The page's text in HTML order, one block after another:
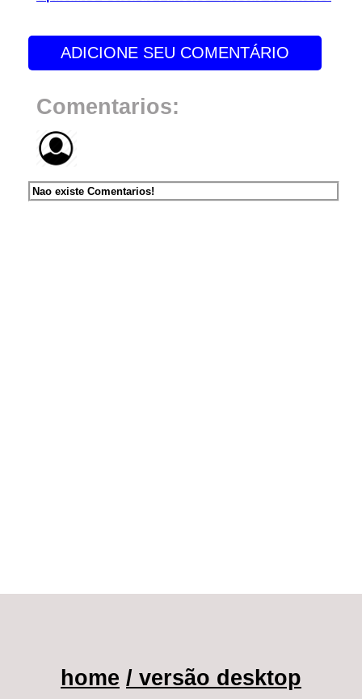
ADICIONE SEU COMENTÁRIO
Comentarios:
Nao existe Comentarios!
home / versão desktop